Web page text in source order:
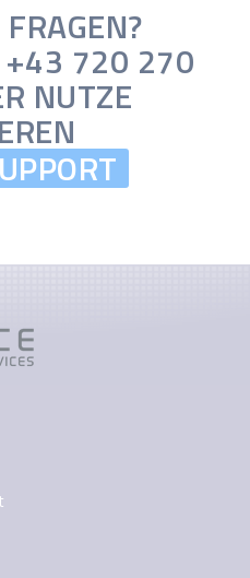
+43 720 270
NUTZE